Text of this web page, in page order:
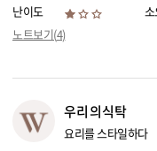
난이도
노트보기(4)
우리의식탁
요리를 스타일하다